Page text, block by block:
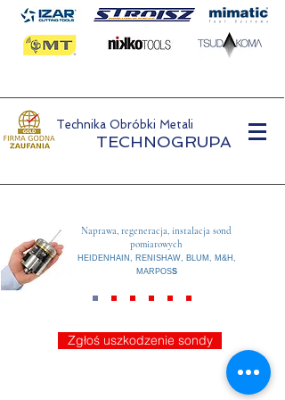
Technika Obróbki Metali
TECHNOGRUPA
Naprawa, regeneracja, instalacja sond
pomiarowych
HEIDENHAIN, RENISHAW, BLUM, M&H,
MARPOSS
Zgłoś uszkodzenie sondy